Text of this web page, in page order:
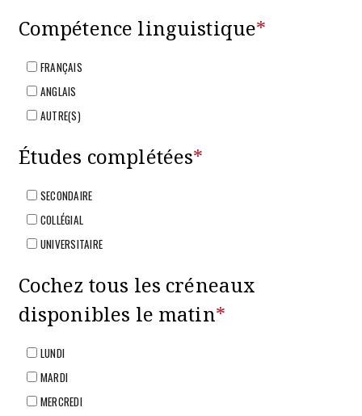
Compétence linguistique*
FRANÇAIS
ANGLAIS
AUTRE(S)
Études complétées*
SECONDAIRE
COLLÉGIAL
UNIVERSITAIRE
Cochez tous les créneaux
disponibles le matin*
LUNDI
MARDI
MERCREDI